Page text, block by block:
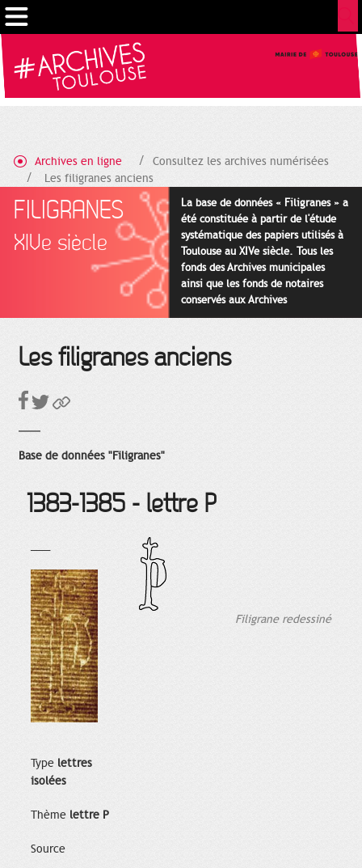
Archives en ligne
Consultez les archives numérisées
Les filigranes anciens
FILIGRANES
XIVe siècle
La base de données « Filigranes » a
été constituée à partir de l'étude
systématique des papiers utilisés à
Toulouse au XIVe siècle. Tous les
fonds des Archives municipales
ainsi que les fonds de notaires
conservés aux Archives
départementales pour cette
Les filigranes anciens
Base de données "Filigranes"
1383-1385 - lettre P
Type lettres
isolées
Thème lettre P
Source
Filigrane redessiné
Gestion de vos préférences sur les cookies